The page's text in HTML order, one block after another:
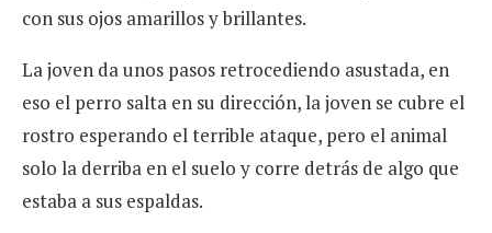
con sus ojos amarillos y brillantes.
La joven da unos pasos retrocediendo asustada, en
eso el perro salta en su dirección, la joven se cubre el
rostro esperando el terrible ataque, pero el animal
solo la derriba en el suelo y corre detrás de algo que
estaba a sus espaldas.